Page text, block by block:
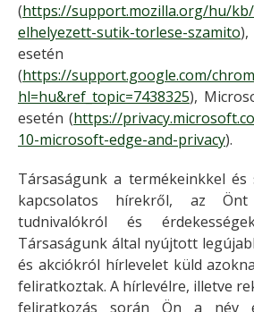
(https://support.mozilla.org/hu/
elhelyezett-sutik-torlese-szamito),
esetén
(https://support.google.com/
hl=hu&ref_topic=7438325),
esetén (https://
10-microsoft-edge-and-privacy).
Társaságunk a termékeinkkel és
kapcsolatos hírekről, az
tudnivalókról és
Társaságunk által nyújtott
és akciókról hírlevelet küld
feliratkoztak. A hírlevélre, illetve
feliratkozás során Ön a név